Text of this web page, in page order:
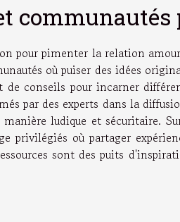
pour pimenter la relation
où puiser des idées
de conseils pour incarner
par des experts dans la
manière ludique et sécuritaire.
privilégiés où partager
sont des puits